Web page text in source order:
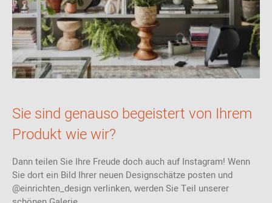
Sie sind genauso begeistert von Ihrem
Produkt wie wir?
Dann teilen Sie Ihre Freude doch auch auf Instagram! Wenn
Sie dort ein Bild Ihrer neuen Designschätze posten und
@einrichten_design verlinken, werden Sie Teil unserer